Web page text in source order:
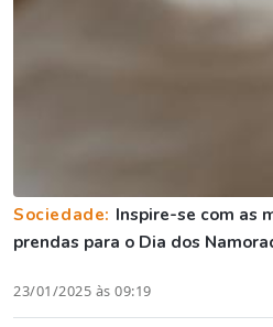
Sociedade: Inspire-se com as
prendas para o Dia dos
23/01/2025 às 09:19